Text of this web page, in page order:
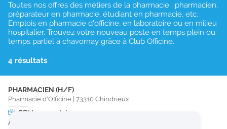
Toutes nos offres des métiers de la pharmacie : pharmacien,
préparateur en pharmacie, étudiant en pharmacie, etc.
Emplois en pharmacie d'officine, en laboratoire ou en milieu
hospitalier. Trouvez votre nouveau poste en temps plein ou
temps partiel à chavornay grâce à Club Officine.
4 résultats
PHARMACIEN (H/F)
Pharmacie d'Officine 73310 Chindrieux
CDI temps plein
À partir du 01/11/26